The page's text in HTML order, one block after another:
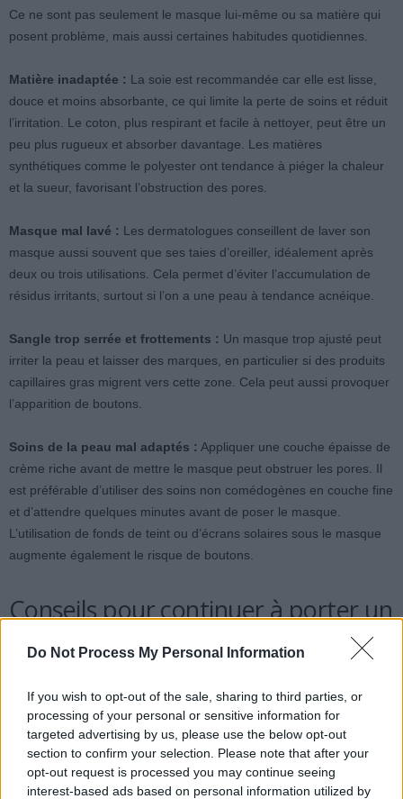
Do Not Process My Personal Information
If you wish to opt-out of the sale, sharing to third parties, or
processing of your personal or sensitive information for
targeted advertising by us, please use the below opt-out
section to confirm your selection. Please note that after your
opt-out request is processed you may continue seeing
interest-based ads based on personal information utilized by
Ce ne sont pas seulement le masque lui-même ou sa matière qui
posent problème, mais aussi certaines habitudes quotidiennes.
Matière inadaptée : La soie est recommandée car elle est lisse,
douce et moins absorbante, ce qui limite la perte de soins et réduit
l’irritation. Le coton, plus respirant et facile à nettoyer, peut être un
peu plus rugueux et absorber davantage. Les matières
synthétiques comme le polyester ont tendance à piéger la chaleur
et la sueur, favorisant l’obstruction des pores.
Masque mal lavé : Les dermatologues conseillent de laver son
masque aussi souvent que ses taies d’oreiller, idéalement après
deux ou trois utilisations. Cela permet d’éviter l’accumulation de
résidus irritants, surtout si l’on a une peau à tendance acnéique.
Sangle trop serrée et frottements : Un masque trop ajusté peut
irriter la peau et laisser des marques, en particulier si des produits
capillaires gras migrent vers cette zone. Cela peut aussi provoquer
l’apparition de boutons.
Soins de la peau mal adaptés : Appliquer une couche épaisse de
crème riche avant de mettre le masque peut obstruer les pores. Il
est préférable d’utiliser des soins non comédogènes en couche fine
et d’attendre quelques minutes avant de poser le masque.
L’utilisation de fonds de teint ou d’écrans solaires sous le masque
augmente également le risque de boutons.
Conseils pour continuer à porter un
masque de sommeil sans problème
Pour limiter les risques, il est conseillé de choisir un masque en
soie ou en coton très doux, suffisamment ajusté pour ne pas
glisser, mais pas trop serré pour ne pas marquer la peau. Un
lavage régulier, toutes les deux ou trois nuits, avec une lessive
douce, permet d’éliminer les résidus. Avoir deux masques en